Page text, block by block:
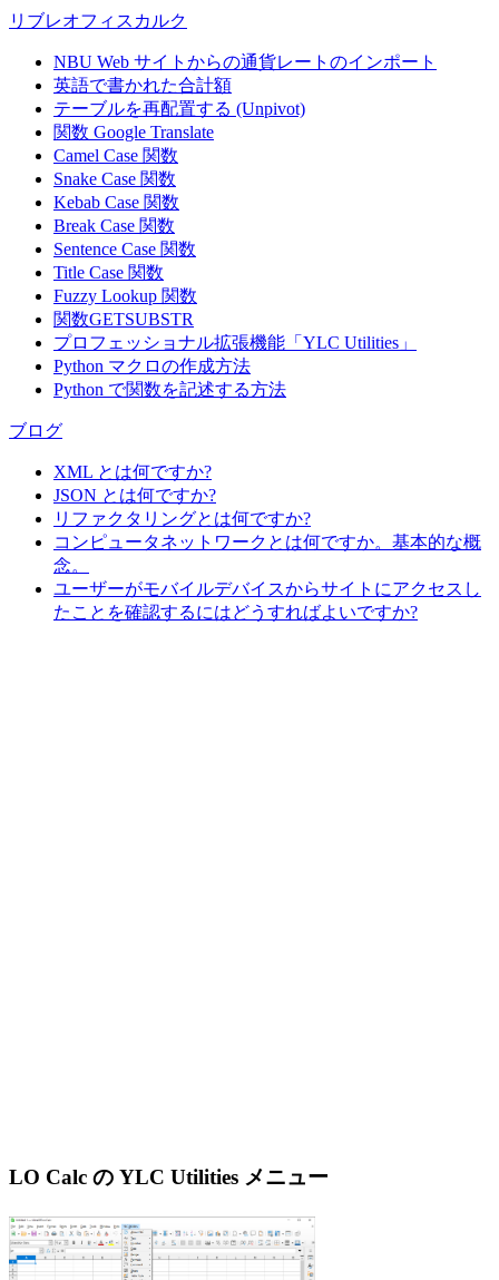
リブレオフィスカルク
NBU Web サイトからの通貨レートのインポート
英語で書かれた合計額
テーブルを再配置する (Unpivot)
関数 Google Translate
Camel Case 関数
Snake Case 関数
Kebab Case 関数
Break Case 関数
Sentence Case 関数
Title Case 関数
Fuzzy Lookup 関数
関数GETSUBSTR
プロフェッショナル拡張機能「YLC Utilities」
Python マクロの作成方法
Python で関数を記述する方法
ブログ
XML とは何ですか?
JSON とは何ですか?
リファクタリングとは何ですか?
コンピュータネットワークとは何ですか。基本的な概
念。
ユーザーがモバイルデバイスからサイトにアクセスし
たことを確認するにはどうすればよいですか?
LO Calc の YLC Utilities メニュー